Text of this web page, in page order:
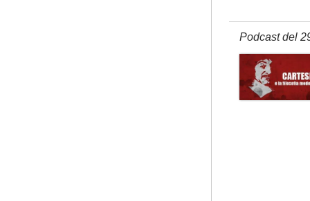
Podcast del